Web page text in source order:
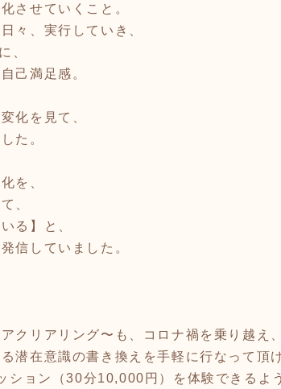
させていくこと。
々、実行していき、
、
己満足感。
化を見て、
た。
を、
、
る】と、
信していました。
クリアリング〜も、コロナ禍を乗り越え、
潜在意識の書き換えを手軽に行なって頂
ション（30分10,000円）を体験できるよ